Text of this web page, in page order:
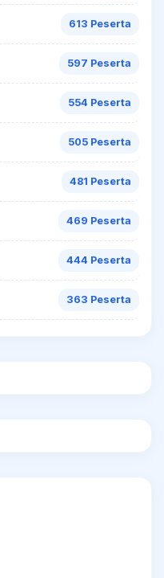
613 Peserta
597 Peserta
554 Peserta
505 Peserta
481 Peserta
469 Peserta
444 Peserta
363 Peserta